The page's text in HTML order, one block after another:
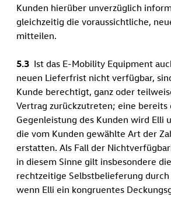
Kunden hierüber unverzüglich
gleichzeitig die voraussichtliche,
mitteilen.
5.3 Ist das E-Mobility Equipment
neuen Lieferfrist nicht verfügbar,
Kunde berechtigt, ganz oder
Vertrag zurückzutreten; eine bereits
Gegenleistung des Kunden wird Elli
die vom Kunden gewählte Art der
erstatten. Als Fall der
in diesem Sinne gilt insbesondere
rechtzeitige Selbstbelieferung
wenn Elli ein kongruentes